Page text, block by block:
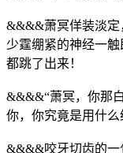
&&&&萧冥佯装淡定
少霆绷紧的神经一
都跳了出来！
&&&&“萧冥，你那
你，你究竟是用什么
&&&&咬牙切齿的一